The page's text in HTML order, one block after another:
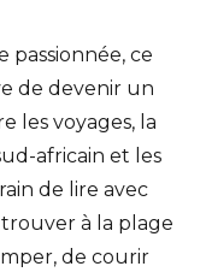
passionnée, ce
de devenir un
les voyages, la
africain et les
de lire avec
à la plage
de courir